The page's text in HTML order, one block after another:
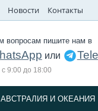
Новости Контакты
вопросам пишите нам в
или
9:00 до 18:00
АВСТРАЛИЯ И ОКЕАНИЯ